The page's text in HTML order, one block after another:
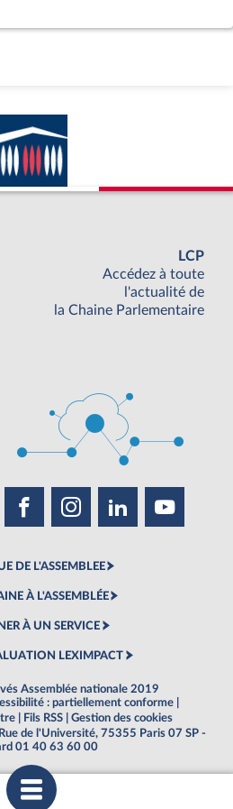
LCP
Accédez à toute
l'actualité de
la Chaine Parlementaire
DE L'ASSEMBLEE
À L'ASSEMBLÉE
À UN SERVICE
LEXIMPACT
Assemblée nationale 2019
: partiellement conforme
Fils RSS
Gestion des cookies
de l'Université, 75355 Paris 07 SP -
01 40 63 60 00